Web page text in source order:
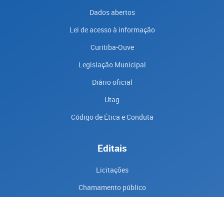
Dados abertos
Lei de acesso à informação
Curitiba-Ouve
Legislação Municipal
Diário oficial
Utag
Código de Ética e Conduta
Editais
Licitações
Chamamento público